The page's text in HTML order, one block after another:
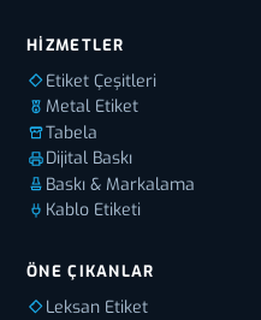
HIZMETLER
Etiket Çeşitleri
Metal Etiket
Tabela
Dijital Baskı
Baskı & Markalama
Kablo Etiketi
ÖNE ÇIKANLAR
Leksan Etiket